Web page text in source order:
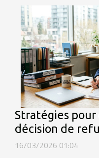
Stratégies
décision de
16/03/2026 01:04